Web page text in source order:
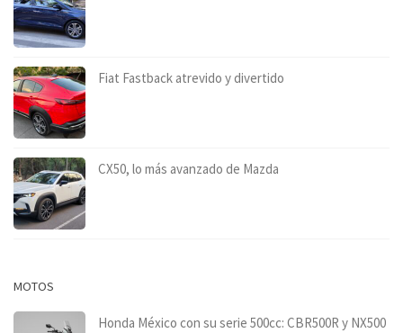
Fiat Fastback atrevido y divertido
CX50, lo más avanzado de Mazda
MOTOS
Honda México con su serie 500cc: CBR500R y NX500